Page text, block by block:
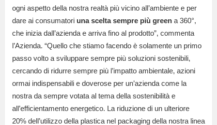
ogni aspetto della nostra realtà più vicino all’ambiente e per
dare ai consumatori una scelta sempre più green a 360°,
che inizia dall’azienda e arriva fino al prodotto”, commenta
l’Azienda. “Quello che stiamo facendo è solamente un primo
passo volto a sviluppare sempre più soluzioni sostenibili,
cercando di ridurre sempre più l’impatto ambientale, azioni
ormai indispensabili e doverose per un’azienda come la
nostra da sempre votata al tema della sostenibilità e
all’efficientamento energetico. La riduzione di un ulteriore
20% dell’utilizzo della plastica nel packaging della nostra linea